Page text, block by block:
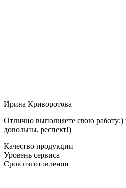
Ирина Криворотова
Отлично выполняете свою работу:)
довольны, респект!)
Качество продукции
Уровень сервиса
Срок изготовления